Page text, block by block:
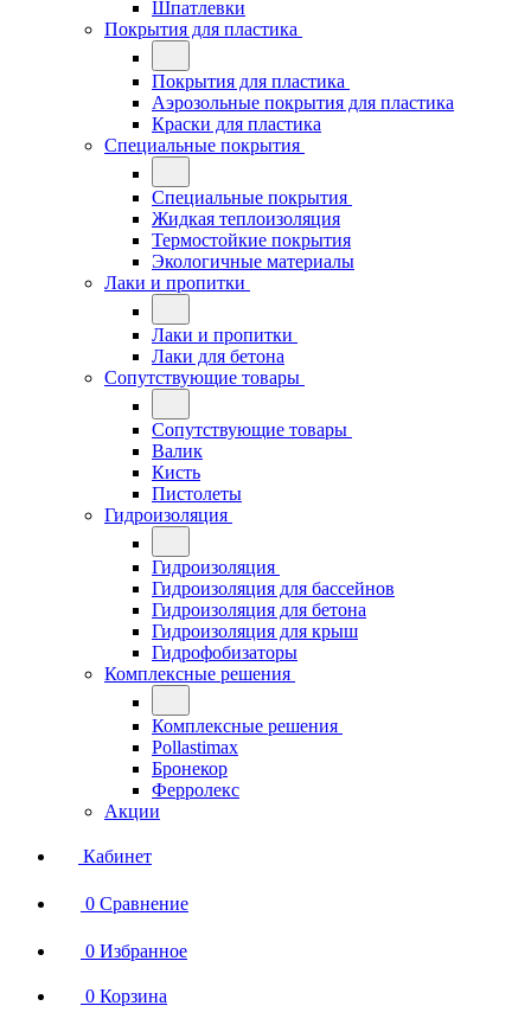
Шпатлевки
Покрытия для пластика
Покрытия для пластика
Аэрозольные покрытия для пластика
Краски для пластика
Специальные покрытия
Специальные покрытия
Жидкая теплоизоляция
Термостойкие покрытия
Экологичные материалы
Лаки и пропитки
Лаки и пропитки
Лаки для бетона
Сопутствующие товары
Сопутствующие товары
Валик
Кисть
Пистолеты
Гидроизоляция
Гидроизоляция
Гидроизоляция для бассейнов
Гидроизоляция для бетона
Гидроизоляция для крыш
Гидрофобизаторы
Комплексные решения
Комплексные решения
Pollastimax
Бронекор
Ферролекс
Акции
Кабинет
0 Сравнение
0 Избранное
0 Корзина